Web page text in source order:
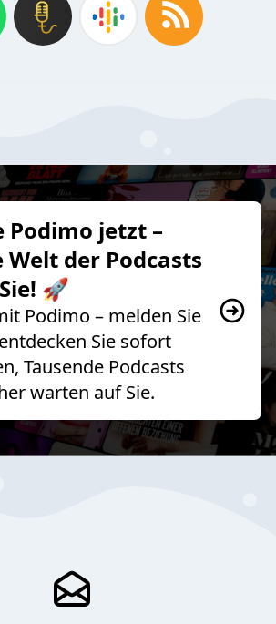
Podimo jetzt –
Welt der Podcasts
🚀
Podimo – melden Sie
Sie sofort
Tausende Podcasts
warten auf Sie.